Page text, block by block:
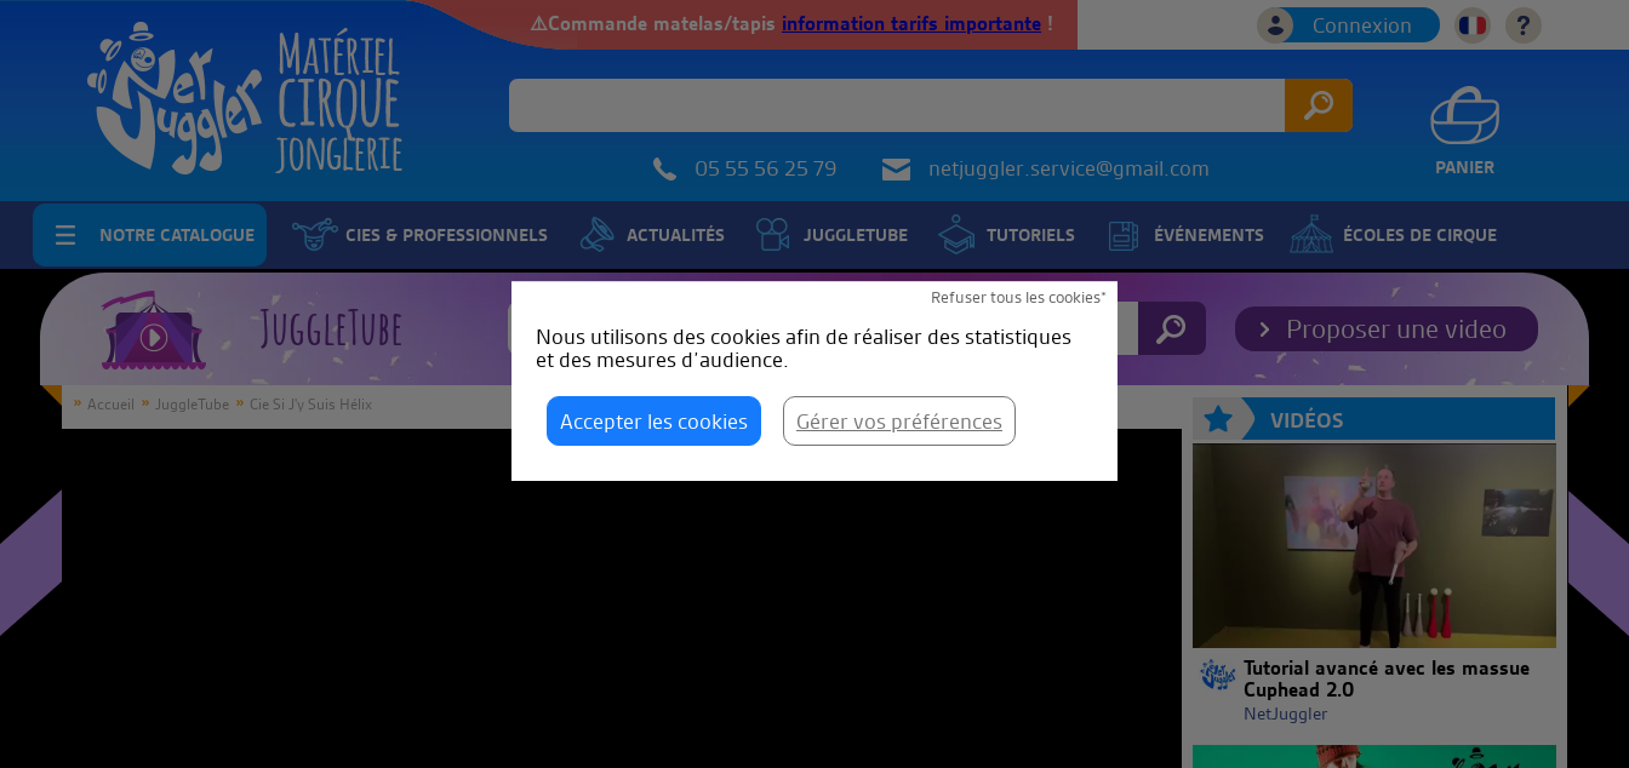
Refuser tous les cookies*
Nous utilisons des cookies afin de réaliser des statistiques
et des mesures d’audience.
Accepter les cookies Gérer vos préférences
⚠️Commande matelas/tapis information tarifs importante !
05 55 56 25 79 netjuggler.service@gmail.com PANIER
NOTRE CATALOGUE CIES & PROFESSIONNELS ACTUALITÉS JUGGLETUBE TUTORIELS ÉVÉNEMENTS ÉCOLES DE CIRQUE
JuggleTube Proposer une video
Accueil JuggleTube Cie Si J'y Suis Hélix
VIDÉOS
Tutorial avancé avec les massue
Cuphead 2.0
NetJuggler
Connexion